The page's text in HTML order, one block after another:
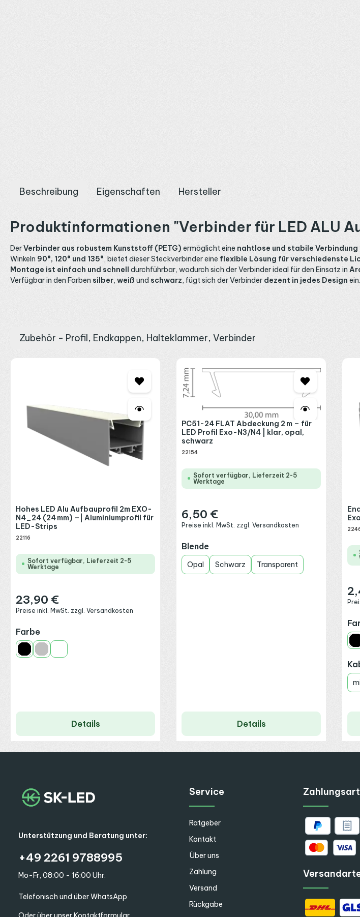
Beschreibung Eigenschaften Hersteller
Produktinformationen "Verbinder für LED ALU
DerVerbinder aus robustem Kunststoff (PETG) ermöglicht eine nahtlose und stabile Verbindung
Winkeln 90°, 120° und 135°, bietet dieser Steckverbinder eine flexible Lösung für verschiedenste
Montage ist einfach und schnell durchführbar, wodurch sich der Verbinder ideal für den Einsatz in
Verfügbar in den Farben silber, weiß und schwarz, fügt sich der Verbinder dezent in jedes Design ein.
Zubehör - Profil, Endkappen, Halteklammer, Verbinder
Hohes LED Alu Aufbauprofil 2m EXO-
N4_24 (24 mm) –| Aluminiumprofil für
LED-Strips
22116
Sofort verfügbar, Lieferzeit 2-5
Werktage
Regulärer Preis:
23,90 €
Preise inkl. MwSt. zzgl. Versandkosten
Farbeauswählen
Schwarz
Silber Weiß
Details
PC51-24 FLAT Abdeckung 2 m – für
LED Profil Exo-N3/N4 | klar, opal,
schwarz
22154
Sofort verfügbar, Lieferzeit 2-5
Werktage
Regulärer Preis:
6,50 €
Preise inkl. MwSt. zzgl. Versandkosten
Blendeauswählen
Opal Schwarz Transparent
Details
Unterstützung und Beratung unter:
+49 2261 9788995
Mo-Fr, 08:00 - 16:00 Uhr.
Telefonisch und über WhatsApp
Service
Ratgeber
Kontakt
Über uns
Zahlung
Versand
Rückgabe